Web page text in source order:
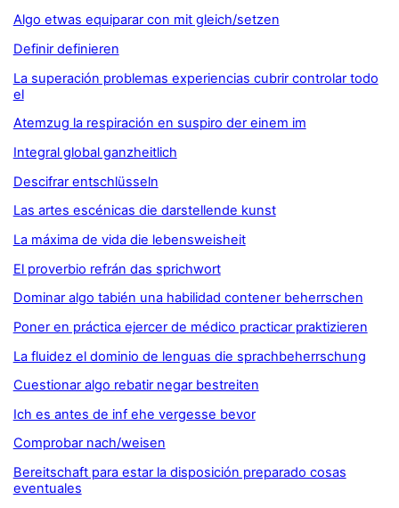
Algo etwas equiparar con mit gleich/setzen
Definir definieren
La superación problemas experiencias cubrir controlar todo
el
Atemzug la respiración en suspiro der einem im
Integral global ganzheitlich
Descifrar entschlüsseln
Las artes escénicas die darstellende kunst
La máxima de vida die lebensweisheit
El proverbio refrán das sprichwort
Dominar algo tabién una habilidad contener beherrschen
Poner en práctica ejercer de médico practicar praktizieren
La fluidez el dominio de lenguas die sprachbeherrschung
Cuestionar algo rebatir negar bestreiten
Ich es antes de inf ehe vergesse bevor
Comprobar nach/weisen
Bereitschaft para estar la disposición preparado cosas
eventuales